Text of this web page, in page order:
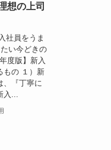
想の上司
社員をうま
い今どきの
度版】新入
もの １）新
、『丁寧に
...